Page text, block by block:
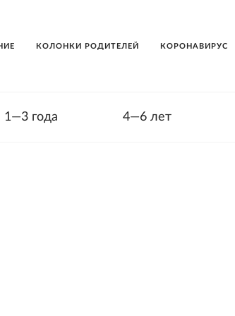
КОЛОНКИ РОДИТЕЛЕЙ КОРОНАВИРУС
1—3 года 4—6 лет